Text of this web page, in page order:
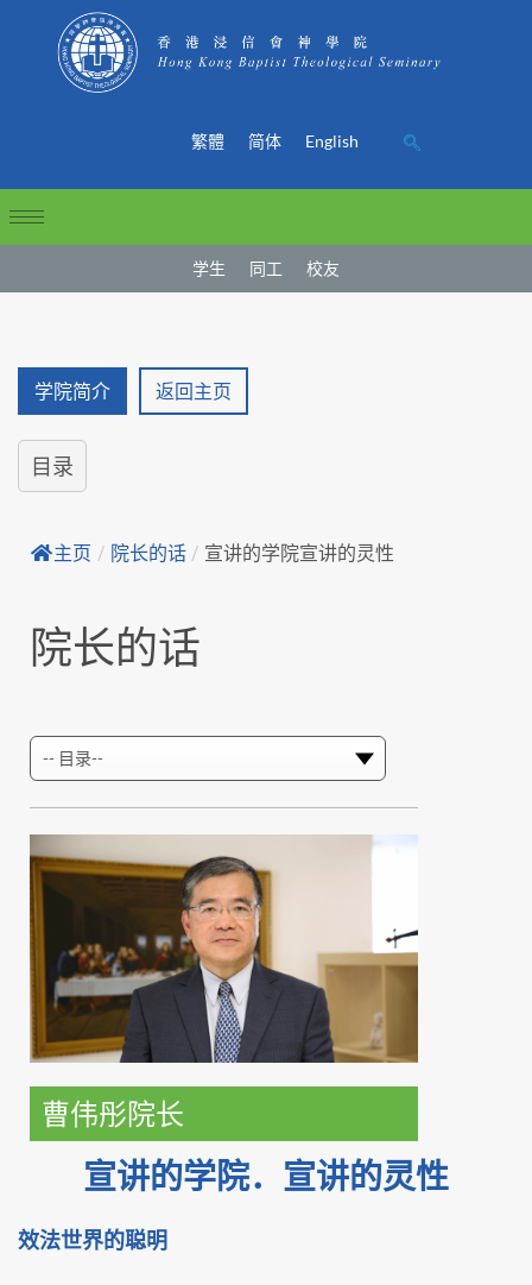
繁體 简体 English
学生 同工 校友
学院简介 返回主页
目录
主页 / 院长的话 / 宣讲的学院宣讲的灵性
院长的话
曹伟彤院长
宣讲的学院．宣讲的灵性
效法世界的聪明